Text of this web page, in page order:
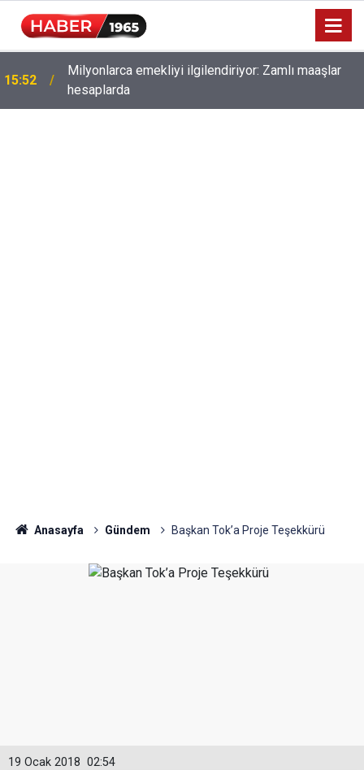
15:52
Milyonlarca emekliyi ilgilendiriyor: Zamlı maaşlar
hesaplarda
Anasayfa Gündem Başkan Tok’a Proje Teşekkürü
02:54
19 Ocak 2018